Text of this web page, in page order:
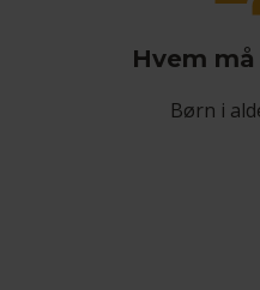
Hvem
Børn i